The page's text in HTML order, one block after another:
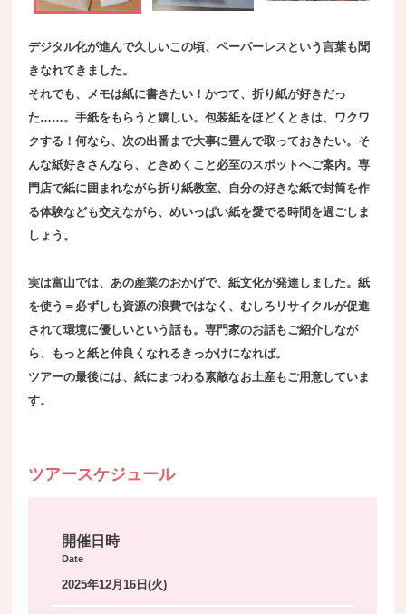
デジタル化が進んで久しいこの頃、ペーパーレスという言葉も聞
きなれてきました。
それでも、メモは紙に書きたい！かつて、折り紙が好きだっ
た……。手紙をもらうと嬉しい。包装紙をほどくときは、ワクワ
クする！何なら、次の出番まで大事に畳んで取っておきたい。そ
んな紙好きさんなら、ときめくこと必至のスポットへご案内。専
門店で紙に囲まれながら折り紙教室、自分の好きな紙で封筒を作
る体験なども交えながら、めいっぱい紙を愛でる時間を過ごしま
しょう。
実は富山では、あの産業のおかげで、紙文化が発達しました。紙
を使う＝必ずしも資源の浪費ではなく、むしろリサイクルが促進
されて環境に優しいという話も。専門家のお話もご紹介しなが
ら、もっと紙と仲良くなれるきっかけになれば。
ツアーの最後には、紙にまつわる素敵なお土産もご用意していま
す。
ツアースケジュール
開催日時
Date
2025年12月16日(火)